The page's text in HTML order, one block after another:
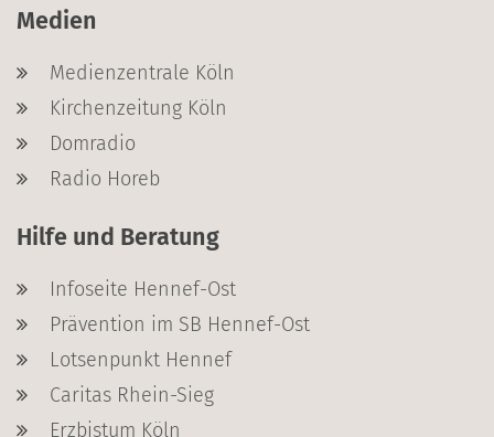
Medien
Medienzentrale Köln
Kirchenzeitung Köln
Domradio
Radio Horeb
Hilfe und Beratung
Infoseite Hennef-Ost
Prävention im SB Hennef-Ost
Lotsenpunkt Hennef
Caritas Rhein-Sieg
Erzbistum Köln